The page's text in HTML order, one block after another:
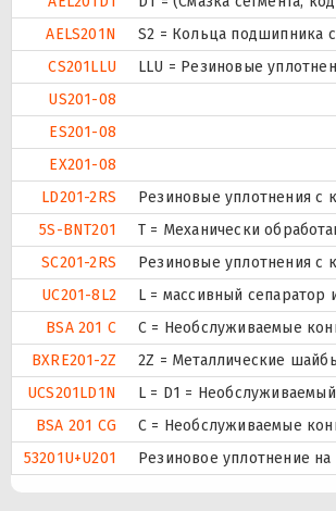
AELS201N
S2 = Кольца подшипника
CS201LLU
LLU = Резиновые
US201-08
ES201-08
EX201-08
LD201-2RS
Резиновые уплотнения с
5S-BNT201
T = Механически
SC201-2RS
Резиновые уплотнения с
UC201-8L2
L = массивный сепаратор
BSA 201 C
С = Необслуживаемые
BXRE201-2Z
2Z = Металлические
UCS201LD1N
L = D1 =
BSA 201 CG
С = Необслуживаемые
53201U+U201
Резиновое уплотнение